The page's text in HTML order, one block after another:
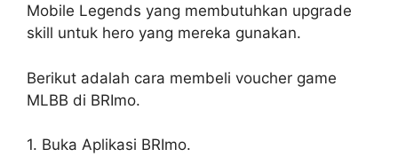
Mobile Legends yang membutuhkan upgrade
skill untuk hero yang mereka gunakan.
Berikut adalah cara membeli voucher game
MLBB di BRImo.
1. Buka Aplikasi BRImo.